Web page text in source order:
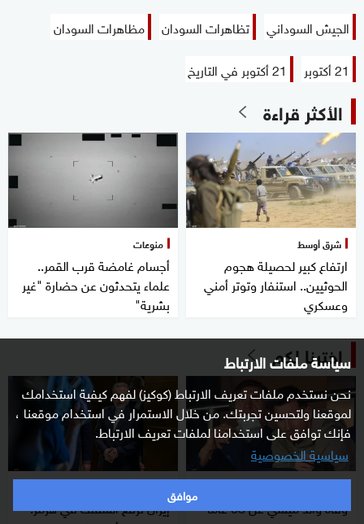
سياسة ملفات الارتباط
نحن نستخدم ملفات تعريف الارتباط (كوكيز) لفهم كيفية استخدامك
لموقعنا ولتحسين تجربتك. من خلال الاستمرار في استخدام موقعنا ،
فإنك توافق على استخدامنا لملفات تعريف الارتباط.
سياسية الخصوصية
موافق
الجيش السوداني تظاهرات السودان
مظاهرات السودان
21 أكتوبر
21 أكتوبر في التاريخ
الأكثر قراءة
شرق أوسط
ارتفاع كبير لحصيلة هجوم
الحوثيين.. استنفار وتوتر أمني
وعسكري
منوعات
أجسام غامضة قرب القمر..
علماء يتحدثون عن حضارة "غير
بشرية"
اخترنا لكم
وفاة والد ميسي عن 68 عاما
إيران ترفع السقف في هرمز: